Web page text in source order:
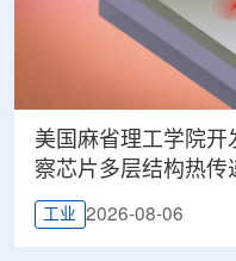
美国麻省理工学院
察芯片多层结构热传
工业 2026-08-06